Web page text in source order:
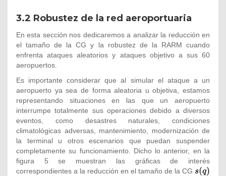
3.2 Robustez de la red aeroportuaria
En esta sección nos dedicaremos a analizar la reducción en
el tamaño de la CG y la robustez de la RARM cuando
enfrenta ataques aleatorios y ataques objetivo a sus 60
aeropuertos.
Es importante considerar que al simular el ataque a un
aeropuerto ya sea de forma aleatoria u objetiva, estamos
representando situaciones en las que un aeropuerto
interrumpe totalmente sus operaciones debido a diversos
eventos, como desastres naturales, condiciones
climatológicas adversas, mantenimiento, modernización de
la terminal u otros escenarios que puedan suspender
completamente su funcionamiento. Dicho lo anterior, en la
figura 5 se muestran las gráficas de interés
correspondientes a la reducción en el tamaño de la CG {\textstyle